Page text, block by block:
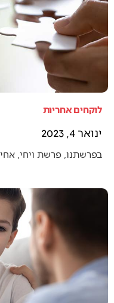
לוקחים אחריות
ינואר 4, 2023
בפרשתנו, פרשת ויחי, אחי